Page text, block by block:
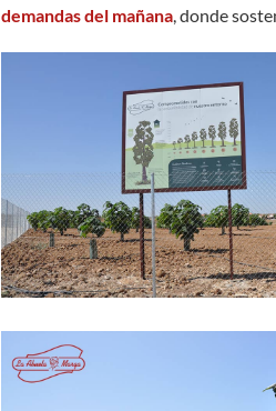
demandas del mañana, donde